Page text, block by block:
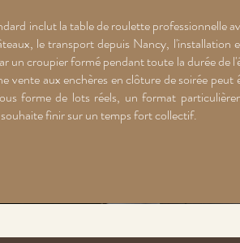
inclut la table de roulette professionnelle
le transport depuis Nancy, l'installation
un croupier formé pendant toute la durée de
vente aux enchères en clôture de soirée
forme de lots réels, un format
finir sur un temps fort collectif.